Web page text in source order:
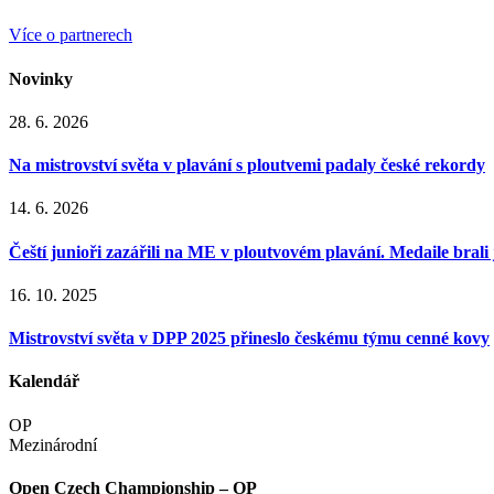
Více o partnerech
Novinky
28. 6. 2026
Na mistrovství světa v plavání s ploutvemi padaly české rekordy
14. 6. 2026
Čeští junioři zazářili na ME v ploutvovém plavání. Medaile brali
16. 10. 2025
Mistrovství světa v DPP 2025 přineslo českému týmu cenné kovy
Kalendář
OP
Mezinárodní
Open Czech Championship – OP